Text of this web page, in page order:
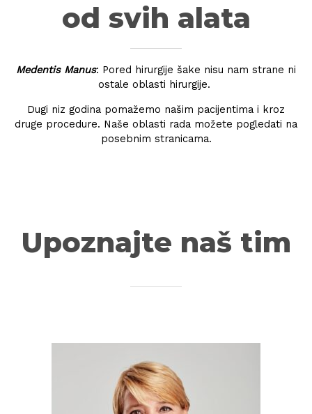
od svih alata
Medentis Manus: Pored hirurgije šake nisu nam strane ni
ostale oblasti hirurgije.
Dugi niz godina pomažemo našim pacijentima i kroz
druge procedure. Naše oblasti rada možete pogledati na
posebnim stranicama.
Upoznajte naš tim